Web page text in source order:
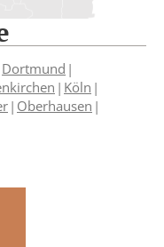
Dortmund
Köln
Oberhausen